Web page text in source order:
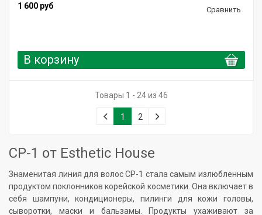
1 600 руб Сравнить
В корзину
Товары 1 - 24 из 46
1 2
CP-1 от Esthetic House
Знаменитая линия для волос CP-1 стала самым излюбленным
продуктом поклонников корейской косметики. Она включает в
себя шампуни, кондиционеры, пилинги для кожи головы,
сыворотки, маски и бальзамы. Продукты ухаживают за